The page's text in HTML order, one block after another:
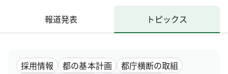
報道発表 トピックス
採用情報 都の基本計画
都庁横断の取組